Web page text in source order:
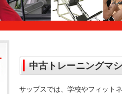
中古トレーニングマ
サップスでは、学校やフィット